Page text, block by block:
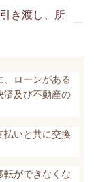
き渡し、所
ローンがある
済及び不動産の
払いと共に交換
転ができなくな